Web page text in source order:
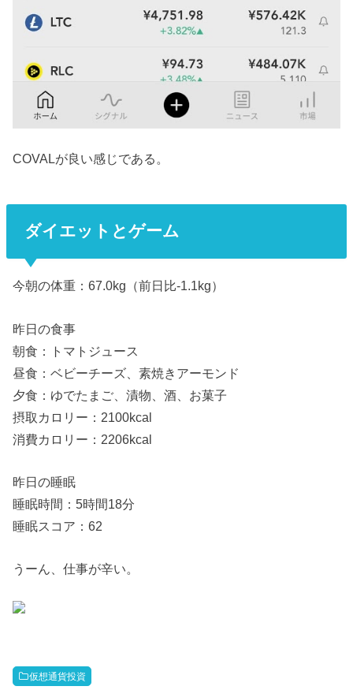
COVALが良い感じである。
ダイエットとゲーム
今朝の体重：67.0kg（前日比-1.1kg）
昨日の食事
朝食：トマトジュース
昼食：ベビーチーズ、素焼きアーモンド
夕食：ゆでたまご、漬物、酒、お菓子
摂取カロリー：2100kcal
消費カロリー：2206kcal
昨日の睡眠
睡眠時間：5時間18分
睡眠スコア：62
うーん、仕事が辛い。
仮想通貨投資